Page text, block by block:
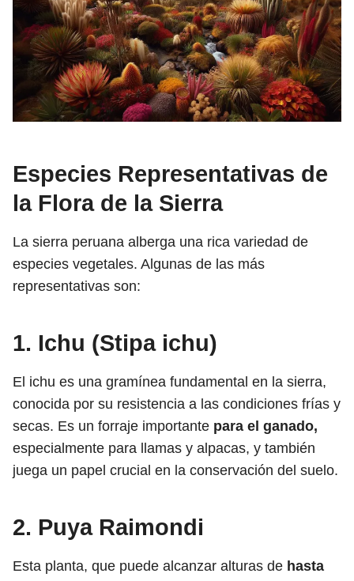
Especies Representativas de
la Flora de la Sierra
La sierra peruana alberga una rica variedad de
especies vegetales. Algunas de las más
representativas son:
1. Ichu (Stipa ichu)
El ichu es una gramínea fundamental en la sierra,
conocida por su resistencia a las condiciones frías y
secas. Es un forraje importante para el ganado,
especialmente para llamas y alpacas, y también
juega un papel crucial en la conservación del suelo.
2. Puya Raimondi
Esta planta, que puede alcanzar alturas de hasta